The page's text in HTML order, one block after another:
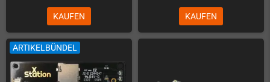
KAUFEN KAUFEN
ARTIKELBÜNDEL